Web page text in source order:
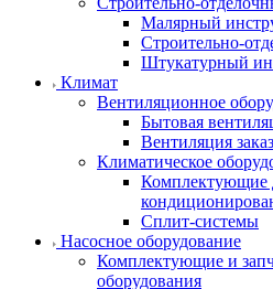
Малярный
Строительно-
Штукатурный
Климат
Вентиляционное
Бытовая
Вентиляция
Климатическое
Комплектующие
Сплит-системы
Насосное оборудование
Комплектующие и
оборудования